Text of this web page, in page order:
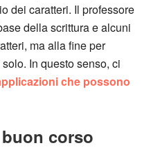
dei caratteri. Il professore
della scrittura e alcuni
ma alla fine per
In questo senso, ci
che possono
corso